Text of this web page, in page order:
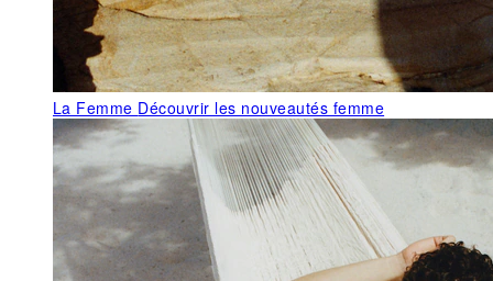
La Femme Découvrir les nouveautés femme